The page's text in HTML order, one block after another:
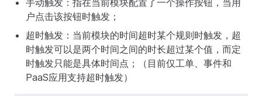
手动触发：指在当前模块配置了一个操作按钮，当用
户点击该按钮时触发；
超时触发：当前模块的时间超时某个规则时触发，超
时触发可以是两个时间之间的时长超过某个值，而定
时触发只能是具体时间点；（目前仅工单、事件和
PaaS应用支持超时触发）